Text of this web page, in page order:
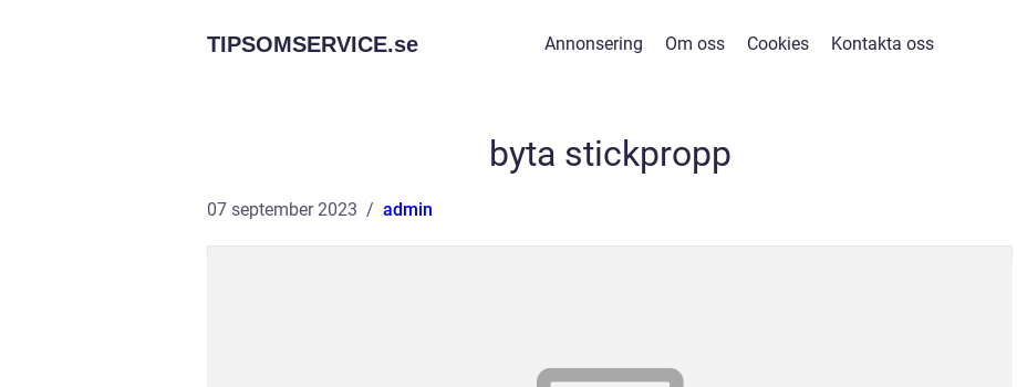
TIPSOMSERVICE.se Annonsering Om oss Cookies Kontakta oss
byta stickpropp
07 september 2023 admin